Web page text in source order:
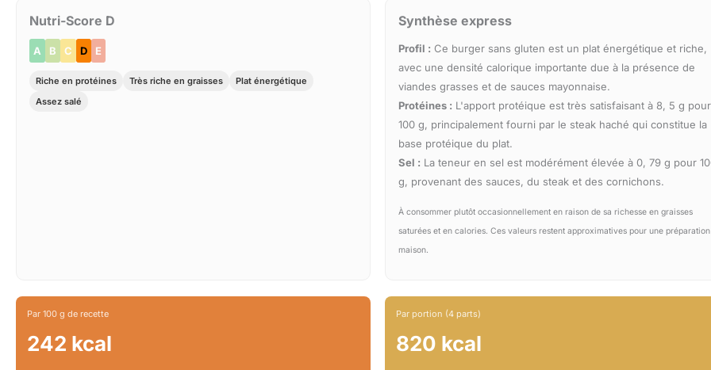
Nutri-Score D
A B C D E
Riche en protéines Très riche en graisses
Plat énergétique
Assez salé
Synthèse express
Profil : Ce burger sans gluten est un plat énergétique et riche,
avec une densité calorique importante due à la présence de
viandes grasses et de sauces mayonnaise.
Protéines : L'apport protéique est très satisfaisant à 8, 5 g pour
100 g, principalement fourni par le steak haché qui constitue la
base protéique du plat.
Sel : La teneur en sel est modérément élevée à 0, 79 g pour
g, provenant des sauces, du steak et des cornichons.
À consommer plutôt occasionnellement en raison de sa richesse en graisses
saturées et en calories. Ces valeurs restent approximatives pour une préparation
maison.
Par 100 g de recette
242 kcal
Par portion (4 parts)
820 kcal